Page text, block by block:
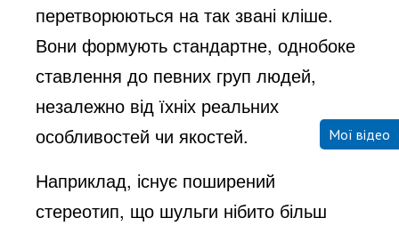
перетворюються на так звані кліше.
Вони формують стандартне, однобоке
ставлення до певних груп людей,
незалежно від їхніх реальних
особливостей чи якостей.
Наприклад, існує поширений
стереотип, що шульги нібито більш
Мої відео